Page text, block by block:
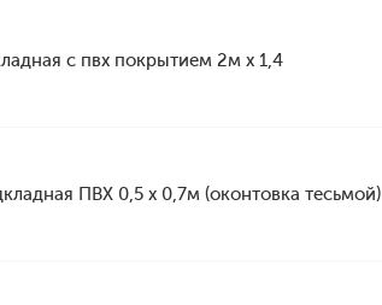
с пвх покрытием 2м х 1,4
ПВХ 0,5 х 0,7м (оконтовка тесьмой)